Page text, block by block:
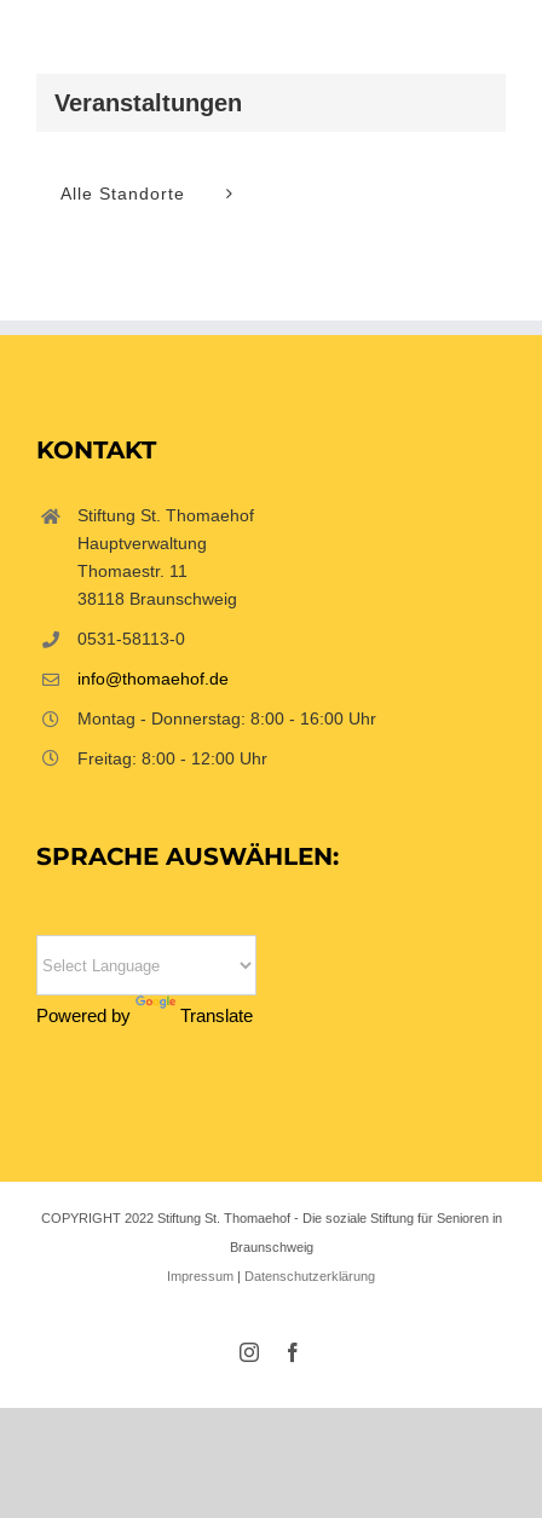
Veranstaltungen
Alle Standorte
KONTAKT
Stiftung St. Thomaehof
Hauptverwaltung
Thomaestr. 11
38118 Braunschweig
0531-58113-0
info@thomaehof.de
Montag - Donnerstag: 8:00 - 16:00 Uhr
Freitag: 8:00 - 12:00 Uhr
SPRACHE AUSWÄHLEN:
Powered by Translate
COPYRIGHT 2022 Stiftung St. Thomaehof - Die soziale Stiftung für Senioren in
Braunschweig
Impressum
Datenschutzerklärung
Instagram